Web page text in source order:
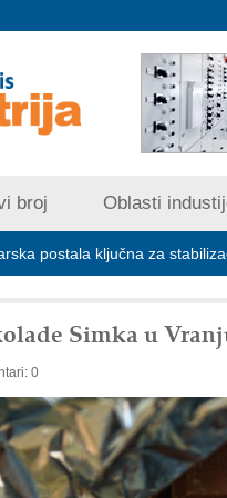
broj Oblasti
ključna za stabilizaciju
Simka u
0